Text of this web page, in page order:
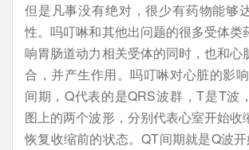
但是凡事没有绝对，很少有药物能够
性。吗叮啉和其他出问题的很多受体类
响胃肠道动力相关受体的同时，也和心
合，并产生作用。吗叮啉对心脏的影
间期，Q代表的是QRS波群，T是T波
图上的两个波形，分别代表心室开始收
恢复收缩前的状态。QT间期就是Q波